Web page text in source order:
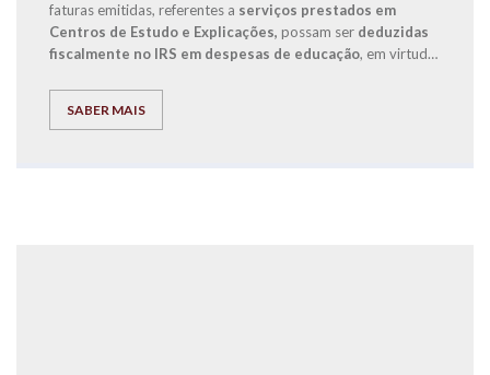
faturas emitidas, referentes a serviços prestados em
Centros de Estudo e Explicações, possam ser deduzidas
fiscalmente no IRS em despesas de educação, em virtude
SABER MAIS